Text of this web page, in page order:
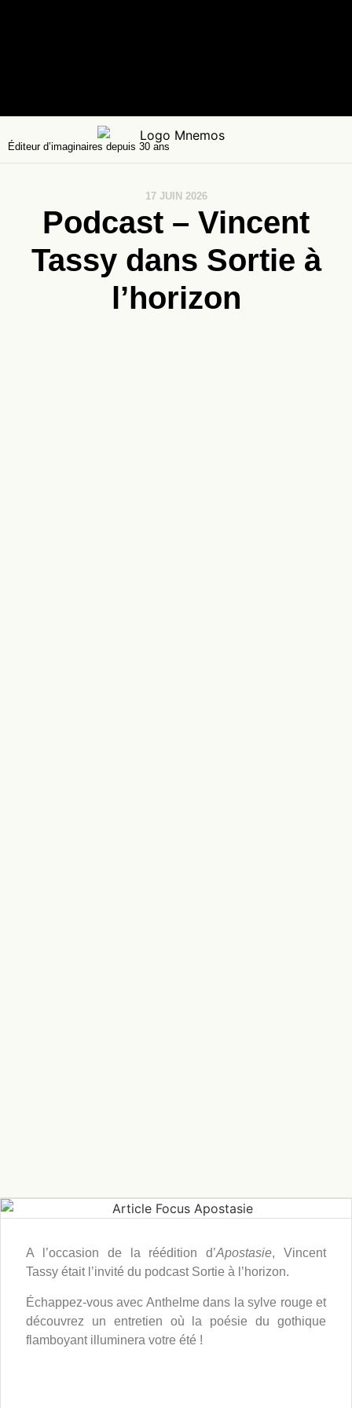
Éditeur d’imaginaires depuis 30 ans
17 JUIN 2026
Podcast – Vincent
Tassy dans Sortie à
l’horizon
A l’occasion de la réédition d’Apostasie, Vincent
Tassy était l’invité du podcast Sortie à l’horizon.
Échappez-vous avec Anthelme dans la sylve rouge et
découvrez un entretien où la poésie du gothique
flamboyant illuminera votre été !